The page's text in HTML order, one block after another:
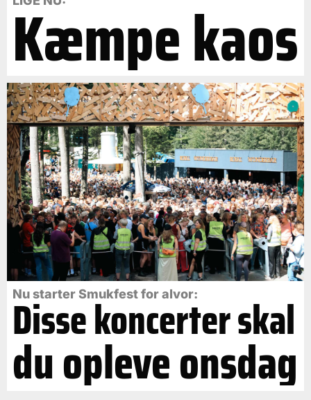
Kæmpe kaos
Nu starter Smukfest for alvor:
Disse koncerter skal
du opleve onsdag